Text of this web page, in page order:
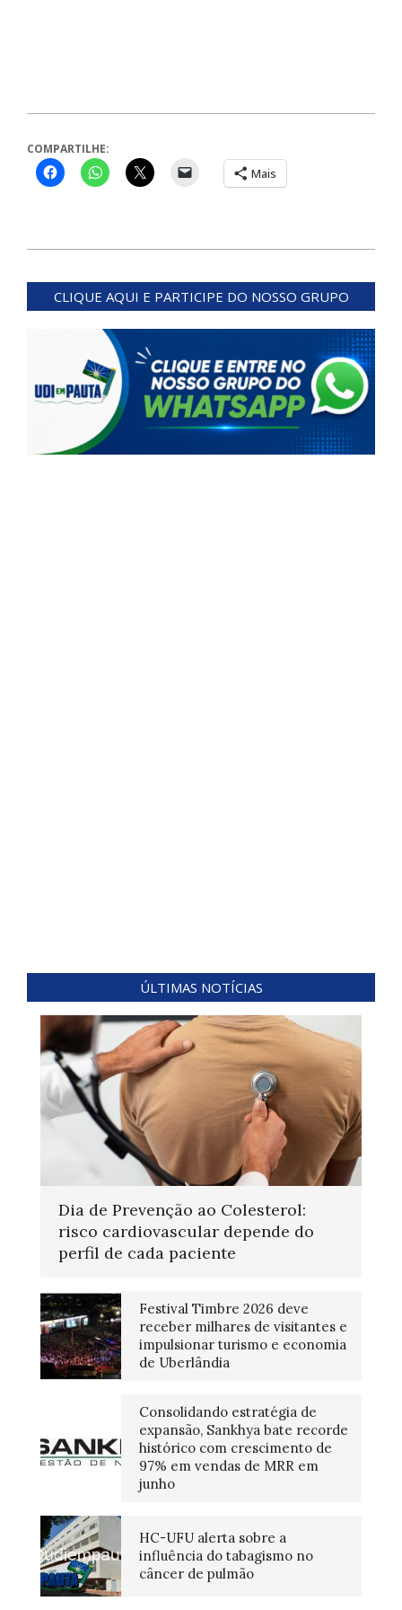
COMPARTILHE:
Mais
03-
CLIQUE AQUI E PARTICIPE DO NOSSO GRUPO
ÚLTIMAS NOTÍCIAS
Dia de Prevenção ao Colesterol:
risco cardiovascular depende do
perfil de cada paciente
Festival Timbre 2026 deve
receber milhares de visitantes e
impulsionar turismo e economia
de Uberlândia
Consolidando estratégia de
expansão, Sankhya bate recorde
histórico com crescimento de
97% em vendas de MRR em
junho
HC-UFU alerta sobre a
influência do tabagismo no
câncer de pulmão